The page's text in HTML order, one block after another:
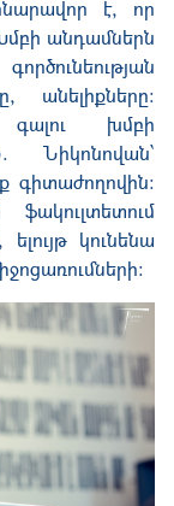
է, որ
անդամներն
անելիքները:
խմբի
Նիկոնովան՝
գիտաժողովին:
կունենա